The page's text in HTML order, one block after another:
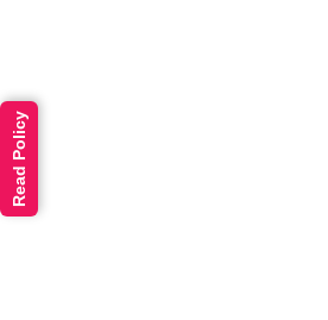
Read Policy